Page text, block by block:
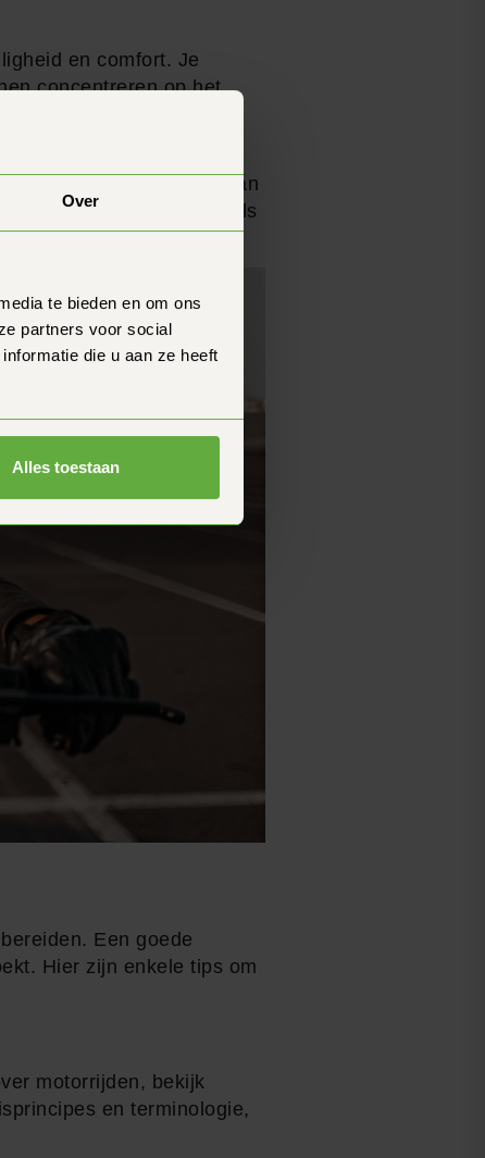
Over
te bieden en om ons
partners voor social
die u aan ze heeft
Alles toestaan
en comfort. Je
concentreren op het
items voor regenachtig
in eerste instantie duur kan
gespecialiseerde winkels
Een goede
Hier zijn enkele tips om
motorrijden, bekijk
en terminologie,